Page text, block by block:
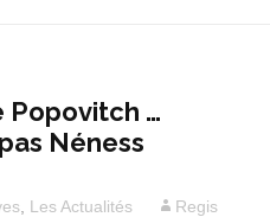
Popovitch …
Néness
Les Actualités
Regis